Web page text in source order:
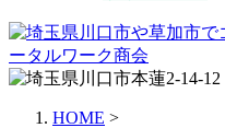
HOME >